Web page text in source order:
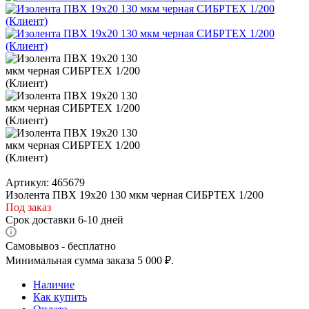
Артикул: 465679
Изолента ПВХ 19х20 130 мкм черная СИБРТЕХ 1/200
Под заказ
Срок доставки 6-10 дней
Самовывоз - бесплатно
Минимальная сумма заказа 5 000 ₽.
Наличие
Как купить